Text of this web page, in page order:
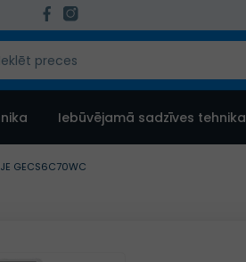
Iebūvējamā sadzīves tehnika
GECS6C70WC